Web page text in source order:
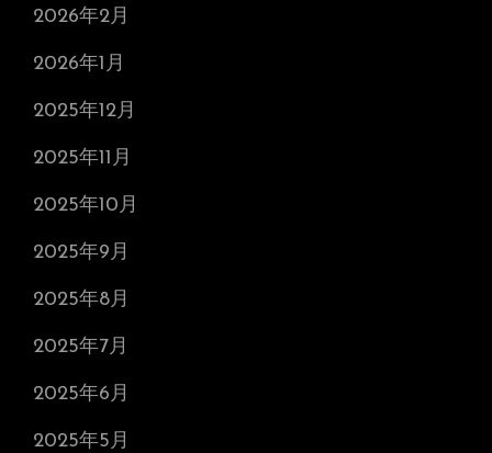
2026年2月
2026年1月
2025年12月
2025年11月
2025年10月
2025年9月
2025年8月
2025年7月
2025年6月
2025年5月